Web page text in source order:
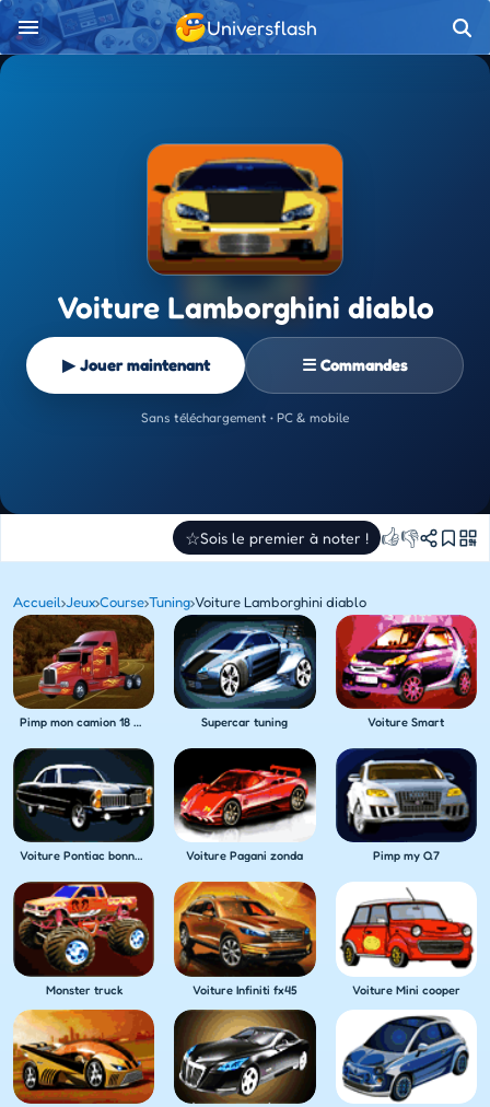
Universflash
Voiture Lamborghini diablo
▶ Jouer maintenant ☰ Commandes
Sans téléchargement • PC & mobile
☆Sois le premier à noter ! 👍👎
Accueil›Jeux›Course›Tuning›Voiture Lamborghini diablo
Pimp mon camion 18 wheeler Supercar tuning Voiture Smart
Voiture Pontiac bonneville Voiture Pagani zonda Pimp my Q7
Monster truck Voiture Infiniti fx45 Voiture Mini cooper